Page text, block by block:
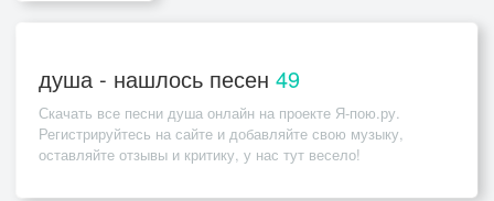
душа - нашлось песен 49
Скачать все песни душа онлайн на проекте Я-пою.ру.
Регистрируйтесь на сайте и добавляйте свою музыку,
оставляйте отзывы и критику, у нас тут весело!